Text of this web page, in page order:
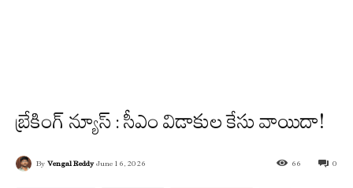
బ్రేకింగ్ న్యూస్ : సీఎం విడాకుల కేసు వాయిదా!
By Vengal Reddy June 16, 2026 0
66